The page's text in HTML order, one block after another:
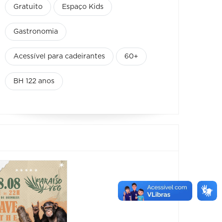
Gratuito Espaço Kids
Gastronomia
Acessível para cadeirantes 60+
BH 122 anos
Praça dos
Sabores